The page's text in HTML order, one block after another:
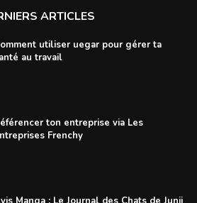
ARTICLES
utiliser uegar pour gérer ta
au travail
ton entreprise via Les
Frenchy